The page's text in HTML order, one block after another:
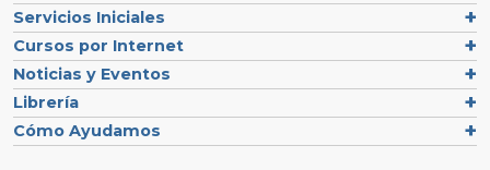
Servicios Iniciales
Cursos por Internet
Noticias y Eventos
Librería
Cómo Ayudamos